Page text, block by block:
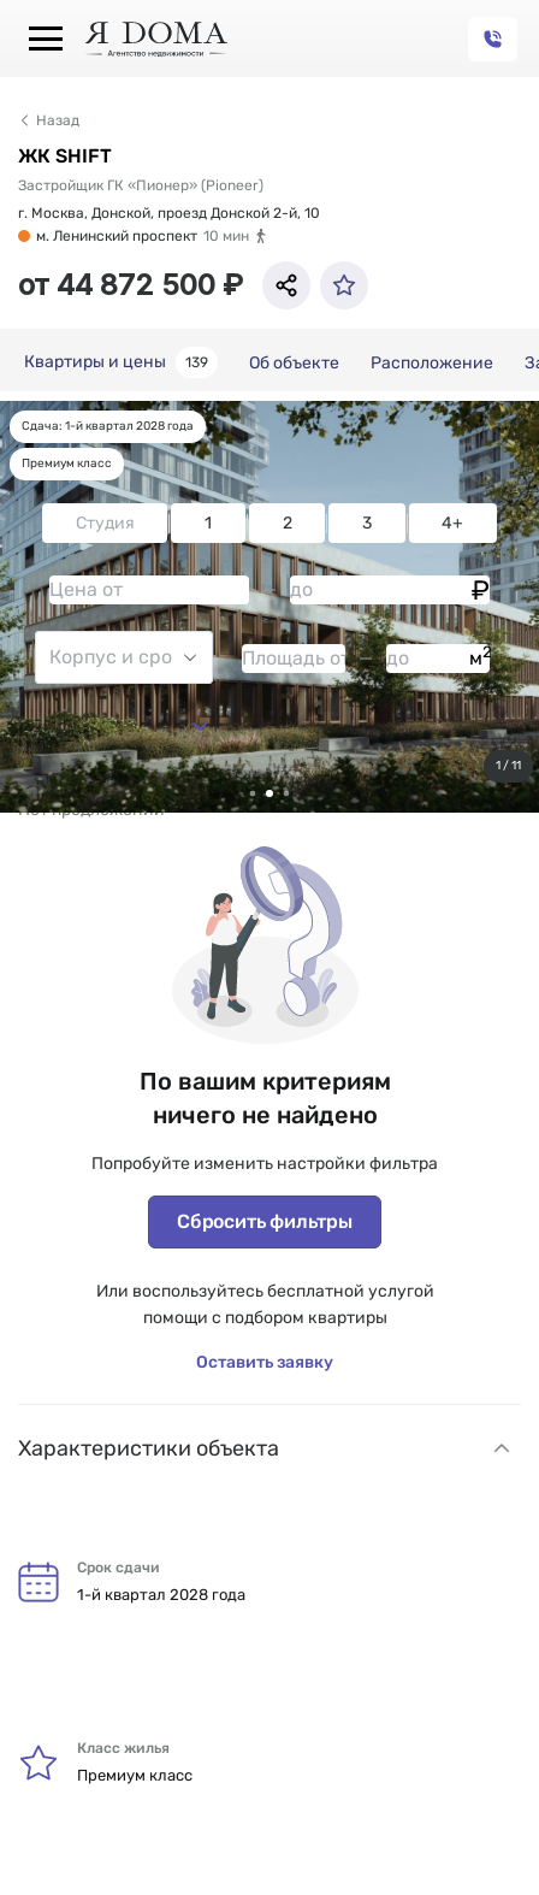
Назад
ЖК SHIFT
Застройщик ГК «Пионер» (Pioneer)
г. Москва, Донской, проезд Донской 2-й, 10
м. Ленинский проспект 10 мин
от 44 872 500 ₽
Квартиры и цены 139 Об объекте Расположение
Сдача: 1-й квартал 2028 года
Премиум класс
1 / 11
Квартиры и цены
Студия 1 2 3 4+
м2
Больше фильтров Сбросить все
Нет предложений
По вашим критериям
ничего не найдено
Попробуйте изменить настройки фильтра
Сбросить фильтры
Или воспользуйтесь бесплатной услугой
помощи с подбором квартиры
Оставить заявку
Характеристики объекта
Срок сдачи
1-й квартал 2028 года
Класс жилья
Премиум класс